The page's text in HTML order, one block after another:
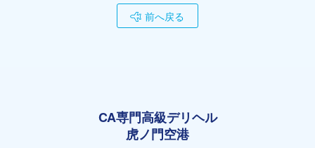
前へ戻る
CA専門高級デリヘル
虎ノ門空港